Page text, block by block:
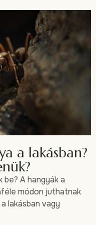
a lakásban?
be? A hangyák a
módon juthatnak
lakásban vagy